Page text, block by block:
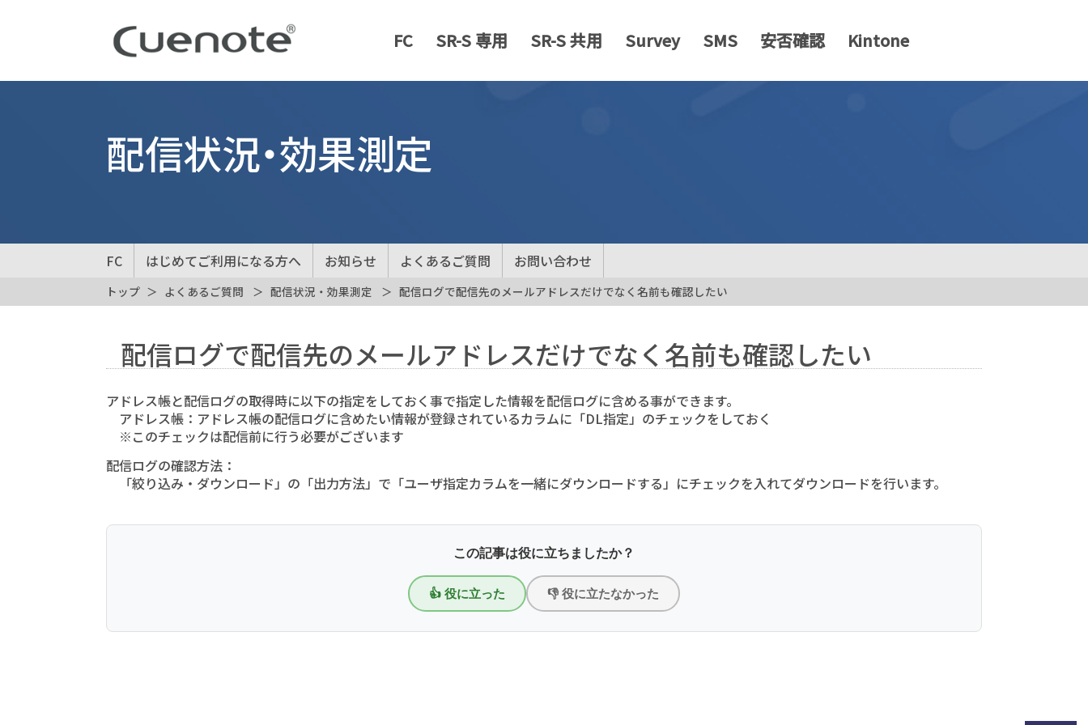
FC SR-S 専用 SR-S 共用 Survey SMS 安否確認 Kintone
配信状況・効果測定
FC はじめてご利用になる方へ お知らせ よくあるご質問 お問い合わせ
トップ よくあるご質問 配信状況・効果測定 配信ログで配信先のメールアドレスだけでなく名前も確認したい
配信ログで配信先のメールアドレスだけでなく名前も確認したい
アドレス帳と配信ログの取得時に以下の指定をしておく事で指定した情報を配信ログに含める事ができます。
アドレス帳：アドレス帳の配信ログに含めたい情報が登録されているカラムに「DL指定」のチェックをしておく
※このチェックは配信前に行う必要がございます
配信ログの確認方法：
「絞り込み・ダウンロード」の「出力方法」で「ユーザ指定カラムを一緒にダウンロードする」にチェックを入れてダウンロードを行います。
この記事は役に立ちましたか？
👍 役に立った 👎 役に立たなかった